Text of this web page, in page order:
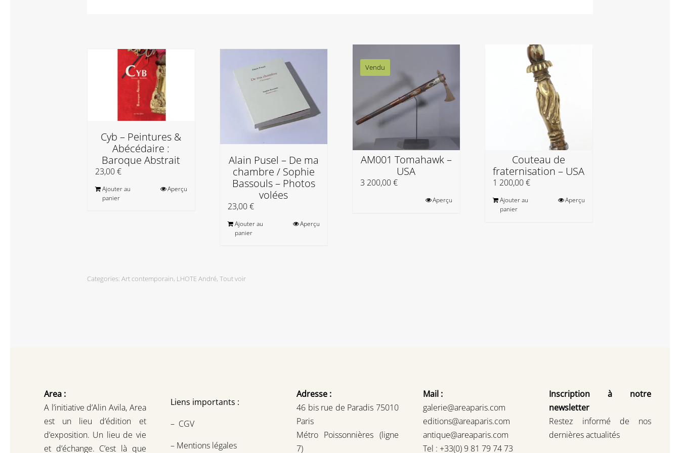
Cyb – Peintures &
Abécédaire :
Baroque Abstrait
23,00€
Ajouter au
panier
Aperçu
Alain Pusel – De ma
chambre / Sophie
Bassouls – Photos
volées
23,00€
Ajouter au
panier
Aperçu
Vendu
AM001 Tomahawk –
USA
3 200,00€
Aperçu
Couteau de
fraternisation – USA
1 200,00€
Ajouter au
panier
Aperçu
Categories: Art contemporain, LHOTE André, Tout voir
Area :
A l’initiative d’Alin Avila, Area
est un lieu d’édition et
d’exposition. Un lieu de vie
et d’échange. C’est là que
Liens importants :
– CGV
–Mentions légales
Adresse :
46 bis rue de Paradis 75010
Paris
Métro Poissonnières (ligne
7)
Mail :
galerie@areaparis.com
editions@areaparis.com
antique@areaparis.com
Tel : +33(0) 9 81 79 74 73
Inscription à notre
newsletter
Restez informé de nos
dernières actualités